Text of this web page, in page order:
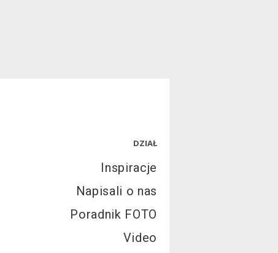
DZIAŁ
Inspiracje
Napisali o nas
Poradnik FOTO
Video